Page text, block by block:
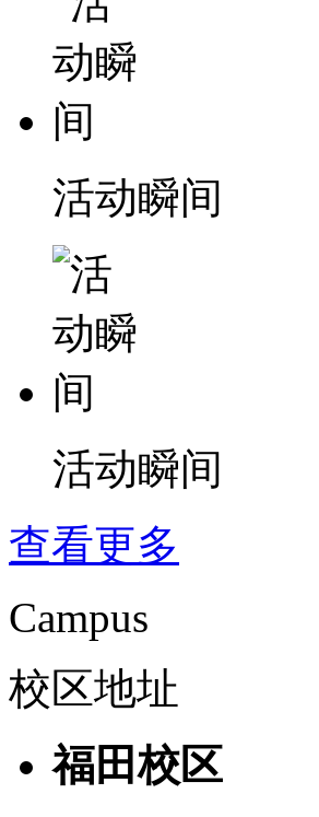
活动瞬间
活动瞬间
查看更多
Campus
校区地址
福田校区